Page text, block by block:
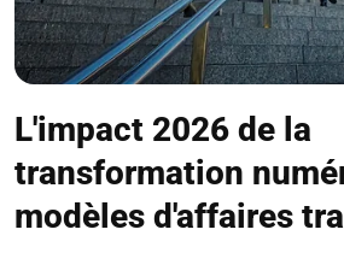
L'impact 2026 de la
transformation
modèles d'affaires